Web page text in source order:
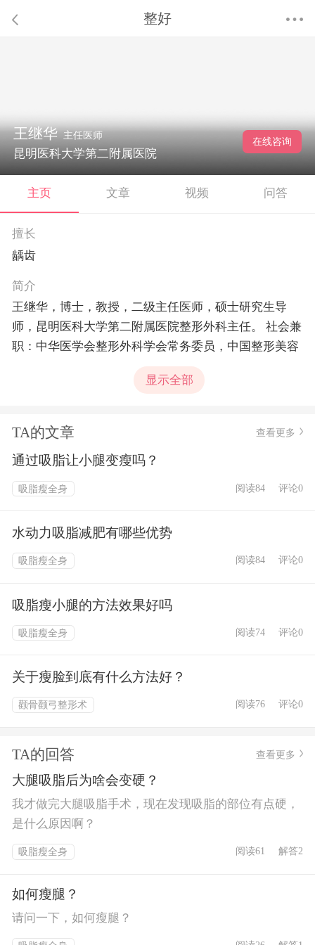
整好
王继华 主任医师
昆明医科大学第二附属医院
在线咨询
主页 文章 视频 问答
擅长
龋齿
简介
王继华，博士，教授，二级主任医师，硕士研究生导
师，昆明医科大学第二附属医院整形外科主任。 社会兼
职：中华医学会整形外科学会常务委员，中国整形美容
会常委，云南省医学会烧伤整形外科学分会主任委员，
显示全部
TA的文章 查看更多
通过吸脂让小腿变瘦吗？
吸脂瘦全身 阅读84 评论0
水动力吸脂减肥有哪些优势
吸脂瘦全身 阅读84 评论0
吸脂瘦小腿的方法效果好吗
吸脂瘦全身 阅读74 评论0
关于瘦脸到底有什么方法好？
颧骨颧弓整形术 阅读76 评论0
TA的回答 查看更多
大腿吸脂后为啥会变硬？
我才做完大腿吸脂手术，现在发现吸脂的部位有点硬，
是什么原因啊？
吸脂瘦全身 阅读61 解答2
如何瘦腿？
请问一下，如何瘦腿？